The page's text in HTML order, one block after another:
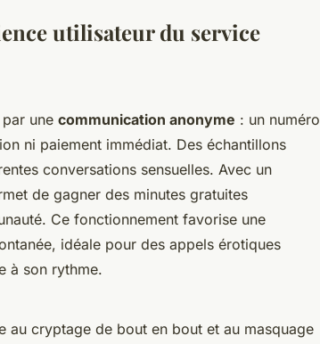
utilisateur du service
une communication anonyme : un numéro
ni paiement immédiat. Des échantillons
conversations sensuelles. Avec un
de gagner des minutes gratuites
Ce fonctionnement favorise une
idéale pour des appels érotiques
à son rythme.
au cryptage de bout en bout et au masquage